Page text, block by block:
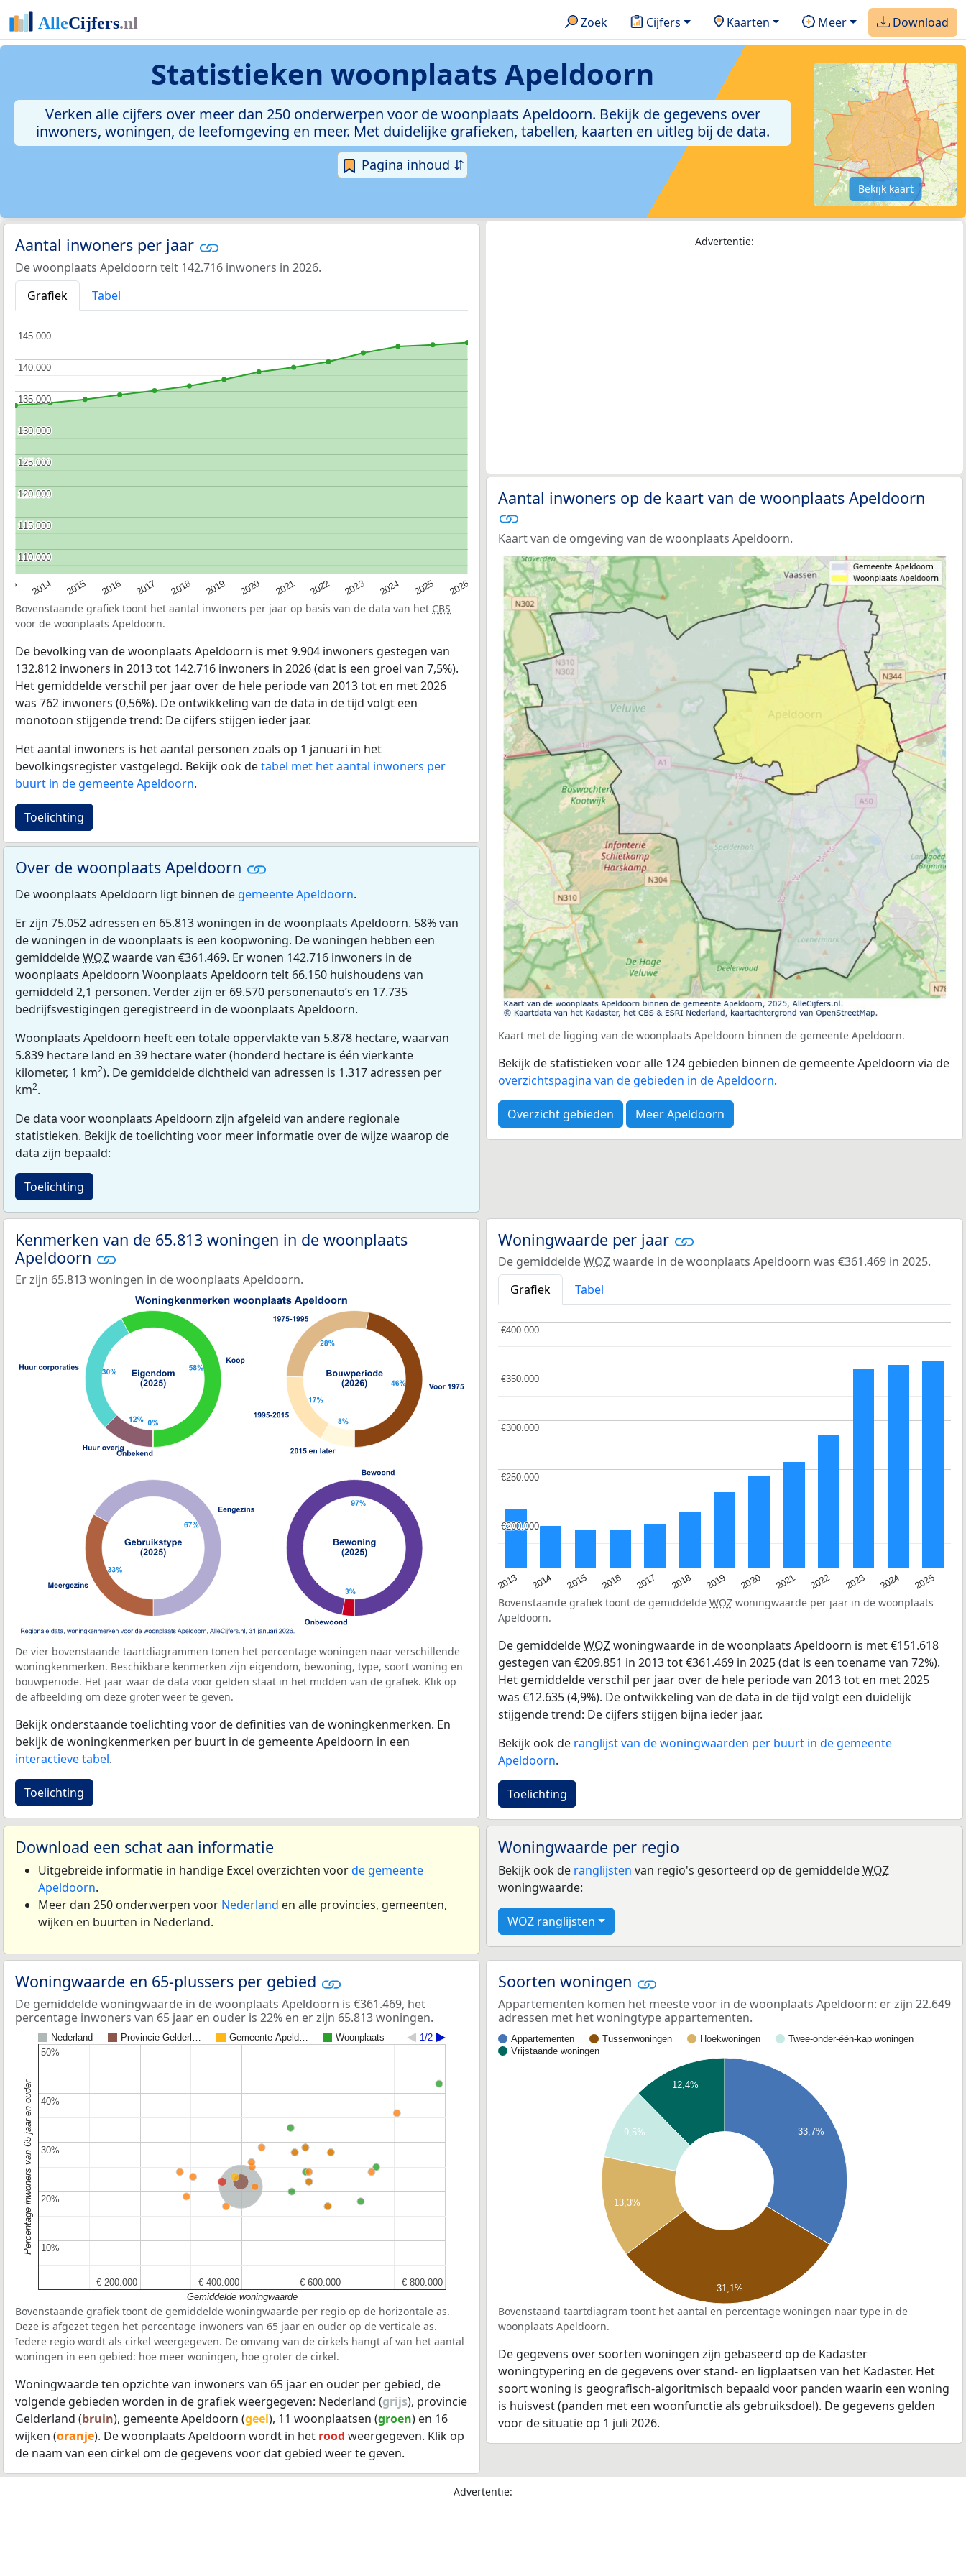
Zoek Cijfers Kaarten Meer Download
Statistieken woonplaats Apeldoorn
Verken alle cijfers over meer dan 250 onderwerpen voor de woonplaats Apeldoorn. Bekijk de gegevens over
inwoners, woningen, de leefomgeving en meer. Met duidelijke grafieken, tabellen, kaarten en uitleg bij de data.
Pagina inhoud ⇵
Bekijk kaart
Aantal inwoners per jaar
De woonplaats Apeldoorn telt 142.716 inwoners in 2026.
Grafiek
Tabel
2014 2015 2016 2017 2018 2019 2020 2021 2022 2023 2024 2025 2026
110.000
110.000
115.000
115.000
120.000
120.000
125.000
125.000
130.000
130.000
135.000
135.000
140.000
140.000
145.000
145.000
Bovenstaande grafiek toont het aantal inwoners per jaar op basis van de data van het CBS
voor de woonplaats Apeldoorn.
De bevolking van de woonplaats Apeldoorn is met 9.904 inwoners gestegen van
132.812 inwoners in 2013 tot 142.716 inwoners in 2026 (dat is een groei van 7,5%).
Het gemiddelde verschil per jaar over de hele periode van 2013 tot en met 2026
was 762 inwoners (0,56%). De ontwikkeling van de data in de tijd volgt een
monotoon stijgende trend: De cijfers stijgen ieder jaar.
Het aantal inwoners is het aantal personen zoals op 1 januari in het
bevolkingsregister vastgelegd. Bekijk ook detabel met het aantal inwoners per
buurt in de gemeente Apeldoorn.
Toelichting
Over de woonplaats Apeldoorn
De woonplaats Apeldoorn ligt binnen de gemeente Apeldoorn.
Er zijn 75.052 adressen en 65.813 woningen in de woonplaats Apeldoorn. 58% van
de woningen in de woonplaats is een koopwoning. De woningen hebben een
gemiddeldeWOZwaarde van €361.469. Er wonen 142.716 inwoners in de
woonplaats Apeldoorn Woonplaats Apeldoorn telt 66.150 huishoudens van
gemiddeld 2,1 personen. Verder zijn er 69.570 personenauto’s en 17.735
bedrijfsvestigingen geregistreerd in de woonplaats Apeldoorn.
Woonplaats Apeldoorn heeft een totale oppervlakte van 5.878 hectare, waarvan
5.839 hectare land en 39 hectare water (honderd hectare is één vierkante
kilometer, 1 km2). De gemiddelde dichtheid van adressen is 1.317 adressen per
km2.
De data voor woonplaats Apeldoorn zijn afgeleid van andere regionale
statistieken. Bekijk de toelichting voor meer informatie over de wijze waarop de
data zijn bepaald:
Toelichting
Advertentie:
Aantal inwoners op de kaart van de woonplaats Apeldoorn
Kaart van de omgeving van de woonplaats Apeldoorn.
Kaart met de ligging van de woonplaats Apeldoorn binnen de gemeente Apeldoorn.
Bekijk de statistieken voor alle 124 gebieden binnen de gemeente Apeldoorn via de
overzichtspagina van de gebieden in de Apeldoorn.
Overzicht gebieden Meer Apeldoorn
Kenmerken van de 65.813 woningen in de woonplaats
Apeldoorn
Er zijn 65.813 woningen in de woonplaats Apeldoorn.
De vier bovenstaande taartdiagrammen tonen het percentage woningen naar verschillende
woningkenmerken. Beschikbare kenmerken zijn eigendom, bewoning, type, soort woning en
bouwperiode. Het jaar waar de data voor gelden staat in het midden van de grafiek. Klik op
de afbeelding om deze groter weer te geven.
Bekijk onderstaande toelichting voor de definities van de woningkenmerken. En
bekijk de woningkenmerken per buurt in de gemeente Apeldoorn in een
interactieve tabel.
Toelichting
Woningwaarde per jaar
De gemiddeldeWOZwaarde in de woonplaats Apeldoorn was €361.469 in 2025.
Grafiek
Tabel
2013 2014 2015 2016 2017 2018 2019 2020 2021 2022 2023 2024 2025
€200.000
€200.000
€250.000
€250.000
€300.000
€300.000
€350.000
€350.000
€400.000
€400.000
Bovenstaande grafiek toont de gemiddelde WOZ woningwaarde per jaar in de woonplaats
Apeldoorn.
De gemiddeldeWOZwoningwaarde in de woonplaats Apeldoorn is met €151.618
gestegen van €209.851 in 2013 tot €361.469 in 2025 (dat is een toename van 72%).
Het gemiddelde verschil per jaar over de hele periode van 2013 tot en met 2025
was €12.635 (4,9%). De ontwikkeling van de data in de tijd volgt een duidelijk
stijgende trend: De cijfers stijgen bijna ieder jaar.
Bekijk ook de ranglijst van de woningwaarden per buurt in de gemeente
Apeldoorn.
Toelichting
Download een schat aan informatie
Uitgebreide informatie in handige Excel overzichten voorde gemeente
Apeldoorn.
Meer dan 250 onderwerpen voor Nederland en alle provincies, gemeenten,
wijken en buurten in Nederland.
Woningwaarde per regio
Bekijk ook de ranglijsten van regio's gesorteerd op de gemiddeldeWOZ
woningwaarde:
WOZ ranglijsten
Woningwaarde en 65-plussers per gebied
De gemiddelde woningwaarde in de woonplaats Apeldoorn is €361.469, het
percentage inwoners van 65 jaar en ouder is 22% en er zijn 65.813 woningen.
Nederland Provincie Gelderl… Gemeente Apeld… Woonplaats 1/2
Nederland
Provincie Gelderland
€ 200.000
€ 200.000 € 400.000
€ 400.000 € 600.000
€ 600.000 € 800.000
€ 800.000
10%
10%
20%
20%
30%
30%
40%
40%
50%
50%
Gemiddelde woningwaarde
Percentage inwoners van 65 jaar en ouder
Bovenstaande grafiek toont de gemiddelde woningwaarde per regio op de horizontale as.
Deze is afgezet tegen het percentage inwoners van 65 jaar en ouder op de verticale as.
Iedere regio wordt als cirkel weergegeven. De omvang van de cirkels hangt af van het aantal
woningen in een gebied: hoe meer woningen, hoe groter de cirkel.
Woningwaarde ten opzichte van inwoners van 65 jaar en ouder per gebied, de
volgende gebieden worden in de grafiek weergegeven: Nederland (grijs), provincie
Gelderland (bruin), gemeente Apeldoorn (geel), 11 woonplaatsen (groen) en 16
wijken (oranje). De woonplaats Apeldoorn wordt in het rood weergegeven. Klik op
de naam van een cirkel om de gegevens voor dat gebied weer te geven.
Soorten woningen
Appartementen komen het meeste voor in de woonplaats Apeldoorn: er zijn 22.649
adressen met het woningtype appartementen.
Appartementen Tussenwoningen Hoekwoningen
Twee-onder-één-kap woningen
Vrijstaande woningen
33,7%
12,4%
9,5%
13,3%
31,1%
Bovenstaand taartdiagram toont het aantal en percentage woningen naar type in de
woonplaats Apeldoorn.
De gegevens over soorten woningen zijn gebaseerd op de Kadaster
woningtypering en de gegevens over stand- en ligplaatsen van het Kadaster. Het
soort woning is geografisch-algoritmisch bepaald voor panden waarin een woning
is huisvest (panden met een woonfunctie als gebruiksdoel). De gegevens gelden
voor de situatie op 1 juli 2026.
Advertentie: